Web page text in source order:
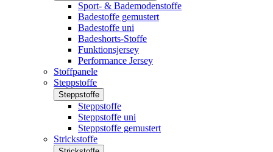
Sport- & Bademodenstoffe
Badestoffe gemustert
Badestoffe uni
Badeshorts-Stoffe
Funktionsjersey
Performance Jersey
Stoffpanele
Steppstoffe
Steppstoffe
Steppstoffe
Steppstoffe uni
Steppstoffe gemustert
Strickstoffe